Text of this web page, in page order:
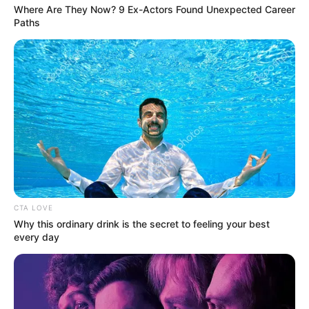
a magasabb kockázatúaknál
👨‍⚕️ 4. Alkalomszerű szűrések háziorvosnál
A háziorvosnál tett látogatások során lehetőség
nyílik alkalmi szűrésekre, amelyek fizikai vizsgálatot
és kockázatfelmérést is tartalmazhatnak.
Where Are They Now? 9 Ex-Actors Found Unexpected Career
Paths
CTA LOVE
Why this ordinary drink is the secret to feeling your best
every day